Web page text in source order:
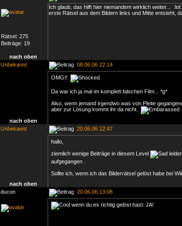
Rätsel: 275
Beiträge: 19
Ich glaub, das hilft hier niemandem wirklich weiter...
erste Rätsel aus dem Bildern links und Mitte entsteht,
nach oben
Unbekannt
08.06.06 22:14
OMG!!
Da war ich ja mal im komplett falschen Film... *g*
Also, wenn jemand irgendwo was von Pleite
aber zur Lösung kommt ihr da nicht.
nach oben
Unbekannt
20.06.06 12:47
hallo,
ziemlich wenige Beiträge in diesem Level
aufgegangen .
Sollte ich, wenn ich das Bilderrätsel gelöst habe bei
nach oben
ducon
20.06.06 13:08
wenn du es richtig gelöst hast: JA!